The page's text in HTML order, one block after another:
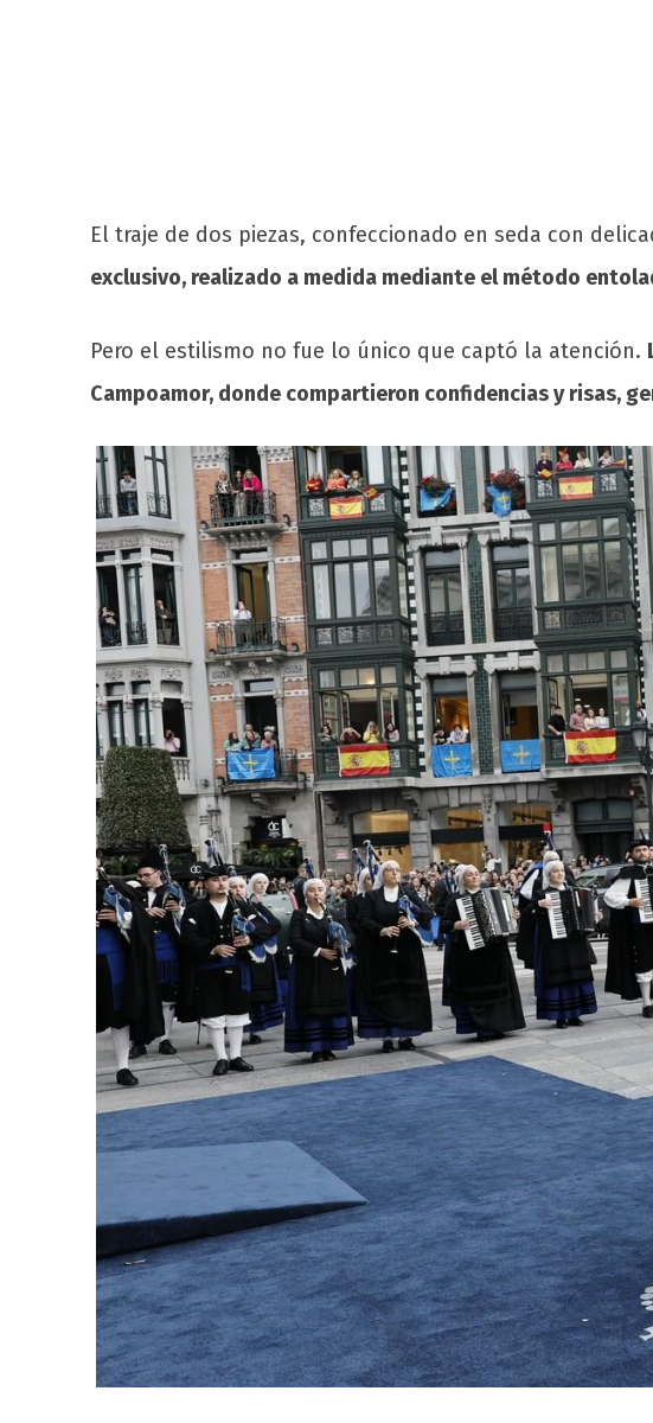
El traje de dos piezas, confeccionado en seda con
exclusivo, realizado a medida mediante el método
Pero el estilismo no fue lo único que captó la atención.
Campoamor, donde compartieron confidencias y risas,